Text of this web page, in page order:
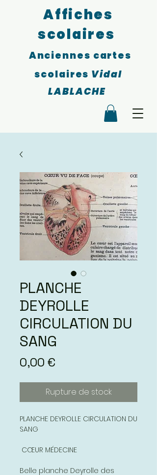
Affiches
scolaires
Anciennes cartes
scolaires Vidal
LABLACHE
PLANCHE
DEYROLLE
CIRCULATION DU
SANG
0,00 €
Rupture de stock
PLANCHE DEYROLLE CIRCULATION DU
SANG
CŒUR MÉDECINE
Belle planche Deyrolle des